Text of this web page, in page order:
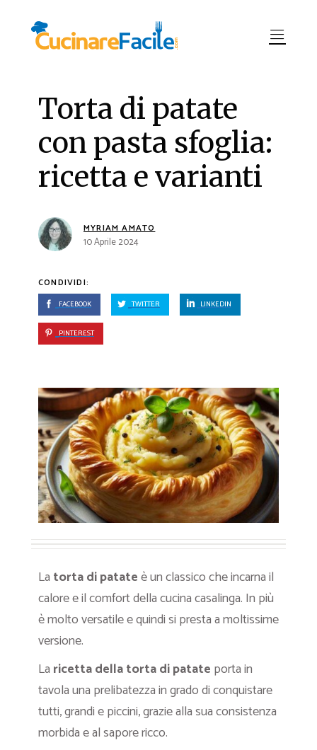
Torta di patate
con pasta sfoglia:
ricetta e varianti
MYRIAM AMATO
10 Aprile 2024
CONDIVIDI:
FACEBOOK TWITTER LINKEDIN
PINTEREST
La torta di patateè un classico che incarna il
calore e il comfort della cucina casalinga. In più
è molto versatile e quindi si presta a moltissime
versione.
La ricetta della torta di patate porta in
tavola una prelibatezza in grado di conquistare
tutti, grandi e piccini, grazie alla sua consistenza
morbida e al sapore ricco.